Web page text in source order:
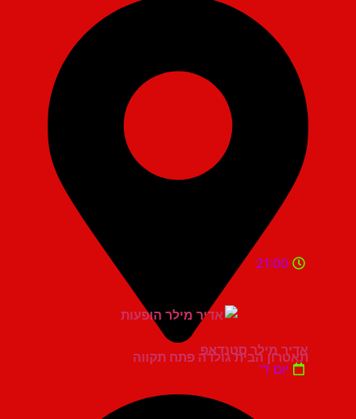
תאטרון הבית גולדה פתח תקווה
21:00
אדיר מילר סטנדאפ
יום ד'